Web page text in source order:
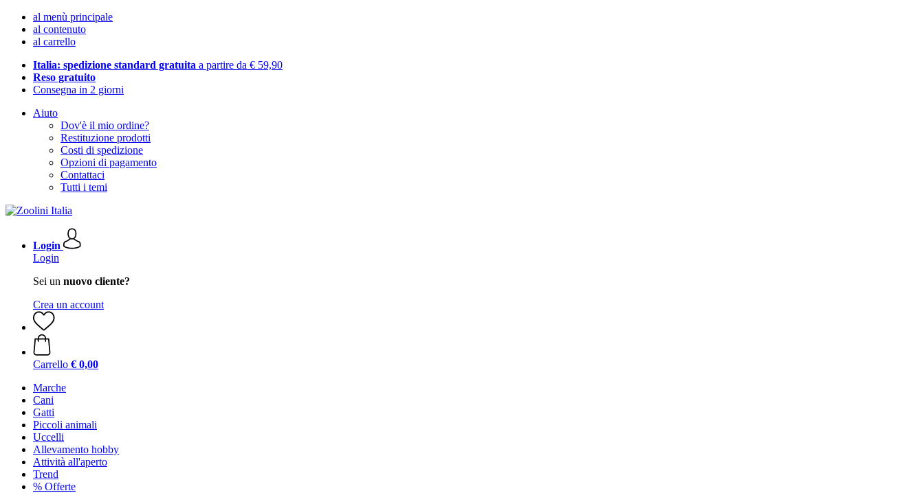
al menù principale
al contenuto
al carrello
Italia: spedizione standard gratuita a partire da € 59,90
Reso gratuito
Consegna in 2 giorni
Aiuto
Dov'è il mio ordine?
Restituzione prodotti
Costi di spedizione
Opzioni di pagamento
Contattaci
Tutti i temi
Login
Login
Sei un nuovo cliente?
Crea un account
Carrello € 0,00
Marche
Cani
Gatti
Piccoli animali
Uccelli
Allevamento hobby
Attività all'aperto
Trend
% Offerte